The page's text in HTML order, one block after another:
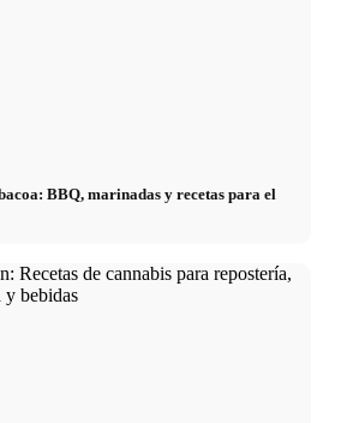
BBQ, marinadas y recetas para el